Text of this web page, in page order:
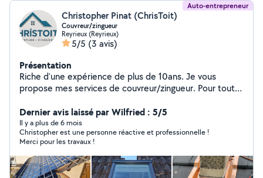
Auto-entrepreneur
Christopher Pinat (ChrisToit)
Couvreur/zingueur
Reyrieux (Reyrieux)
5/5 (3 avis)
Présentation
Riche d'une expérience de plus de 10ans. Je vous
propose mes services de couvreur/zingueur. Pour toute
ChrisToit.
Dernier avis laissé par Wilfried : 5/5
Il y a plus de 6 mois
Christopher est une personne réactive et professionnelle !
Merci pour les travaux !